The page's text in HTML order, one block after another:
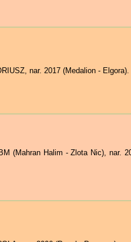
nar. 2017 (Medalion - Elgora).
(Mahran Halim - Zlota Nic), nar.